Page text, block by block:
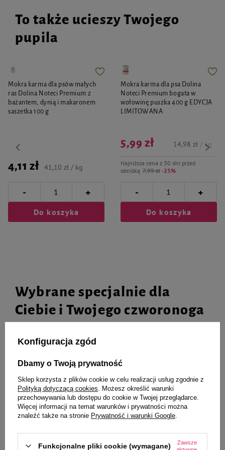
To także ucieszy Twojego
pupila
Mokra karma dla psów małych
ras Dolina Noteci Premium z
bażantem, dynią i makaronem
saszetka 100 g
4,11 zł 41,10 zł / kg
- +
Do koszyka
Mokra karma dla psa Dolina
Noteci Premium bogata w
wołowinę puszka 400 g EDYCJA
LIMITOWANA
Najniższa cena z 30 dni przed
obniżką 7,99 zł -25%
5,99 zł 14,98 zł / kg
- +
Do koszyka
Wybrane specjalnie dla
Ciebie i Twojego czworonoga
kość TAO 17 cm
19,99 zł
Do koszyka
Szampon na łupież dla psów i
32,99 zł 131,96 zł / l
Do koszyka
Konfiguracja zgód
Dbamy o Twoją prywatność
Sklep korzysta z plików cookie w celu realizacji usług zgodnie z
Polityką dotyczącą cookies . Możesz określić warunki
przechowywania lub dostępu do cookie w Twojej przeglądarce.
Więcej informacji na temat warunków i prywatności można
znaleźć także na stronie Prywatność i warunki Google
Funkcjonalne pliki cookie (wymagane)
Zawsze